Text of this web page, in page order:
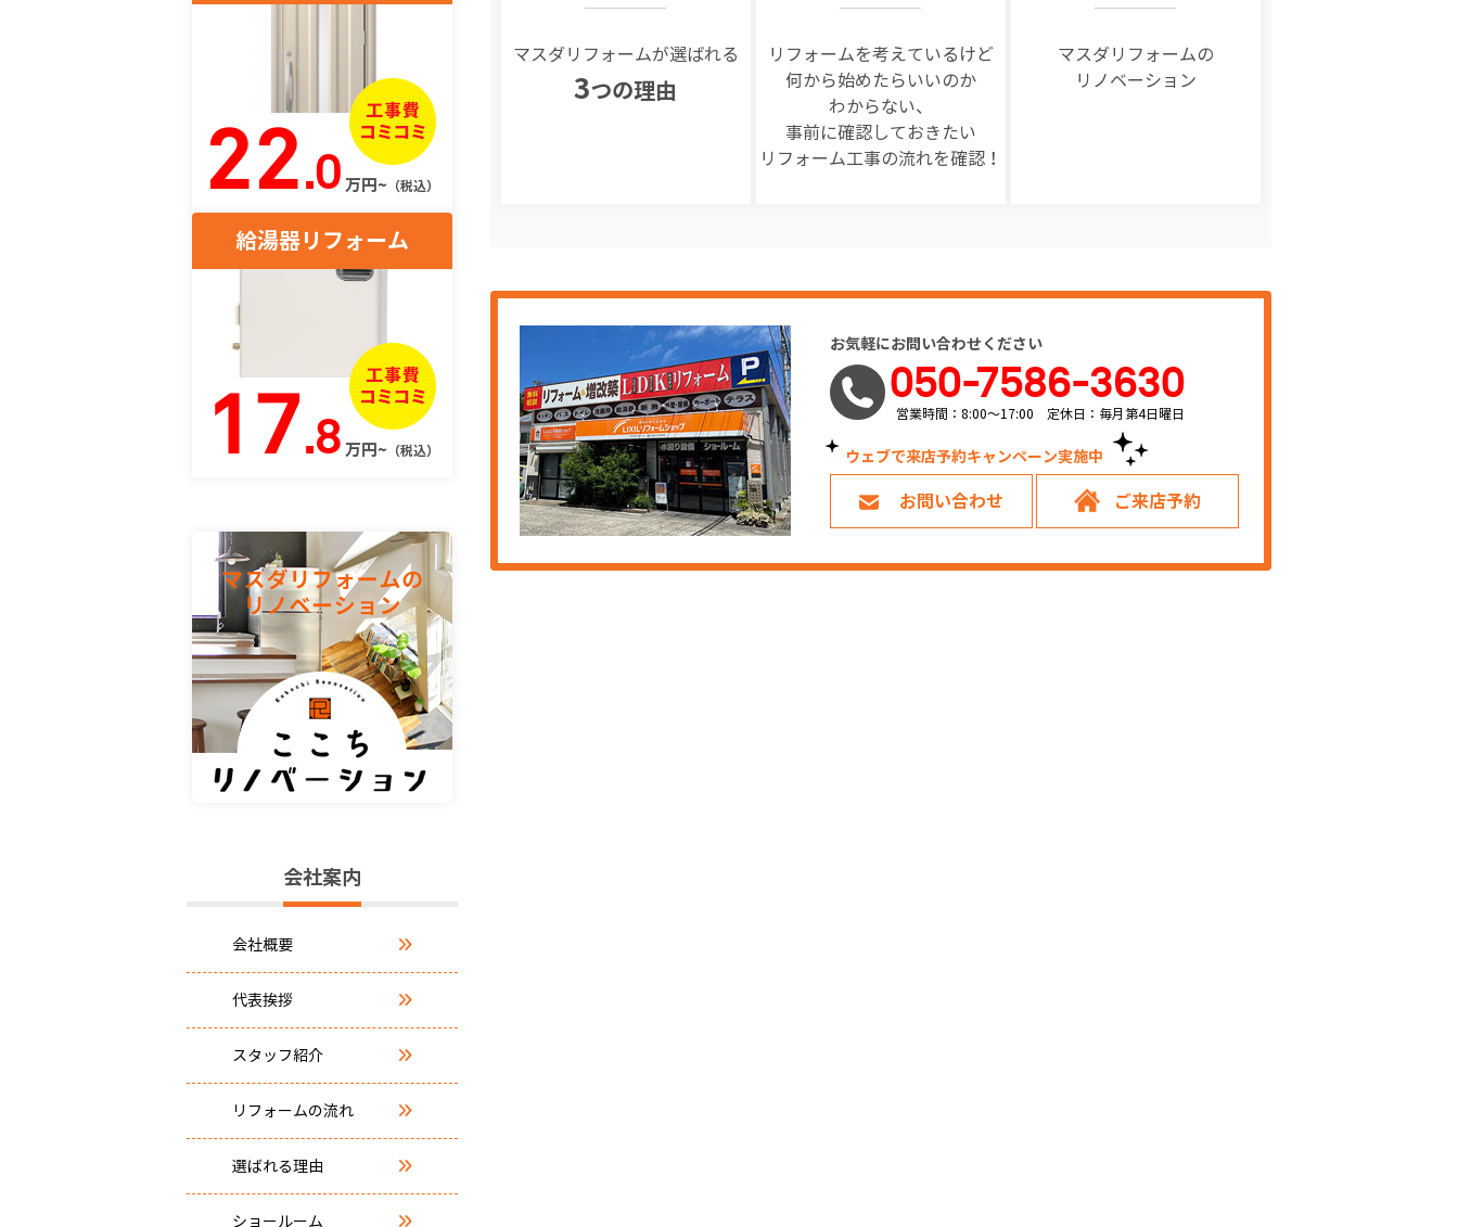
マスダリフォームが選ばれる
3つの理由
リフォームを考えているけど
何から始めたらいいのか
わからない、
事前に確認しておきたい
リフォーム工事の流れを確認！
マスダリフォームの
リノベーション
お気軽にお問い合わせください
050-7586-3630
営業時間：8:00～17:00 定休日：毎月第4日曜日
ウェブで来店予約キャンペーン実施中！
お問い合わせ ご来店予約
22.0 万円~ （税込）
給湯器リフォーム
17.8 万円~ （税込）
会社案内
会社概要
代表挨拶
スタッフ紹介
リフォームの流れ
選ばれる理由
ショールーム